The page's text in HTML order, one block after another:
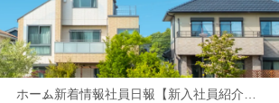
ホーム新着情報社員日報 【新入社員紹介】宜しくお願い致します！！！